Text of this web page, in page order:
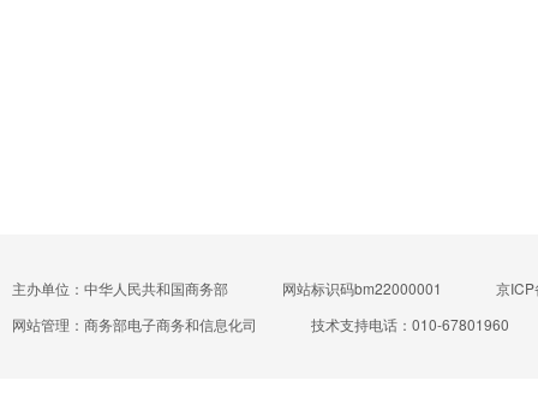
主办单位：中华人民共和国商务部 网站标识码bm22000001
京
网站管理：商务部电子商务和信息化司
技术支持电话：010-67801960